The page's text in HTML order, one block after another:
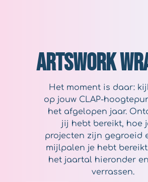
ArtsworkWr
Het moment is daar:
op jouw CLAP-
het afgelopen jaar.
jij hebt bereikt, hoe
projecten zijn gegroeid
mijlpalen je hebt
het jaartal hieronder
verrassen.